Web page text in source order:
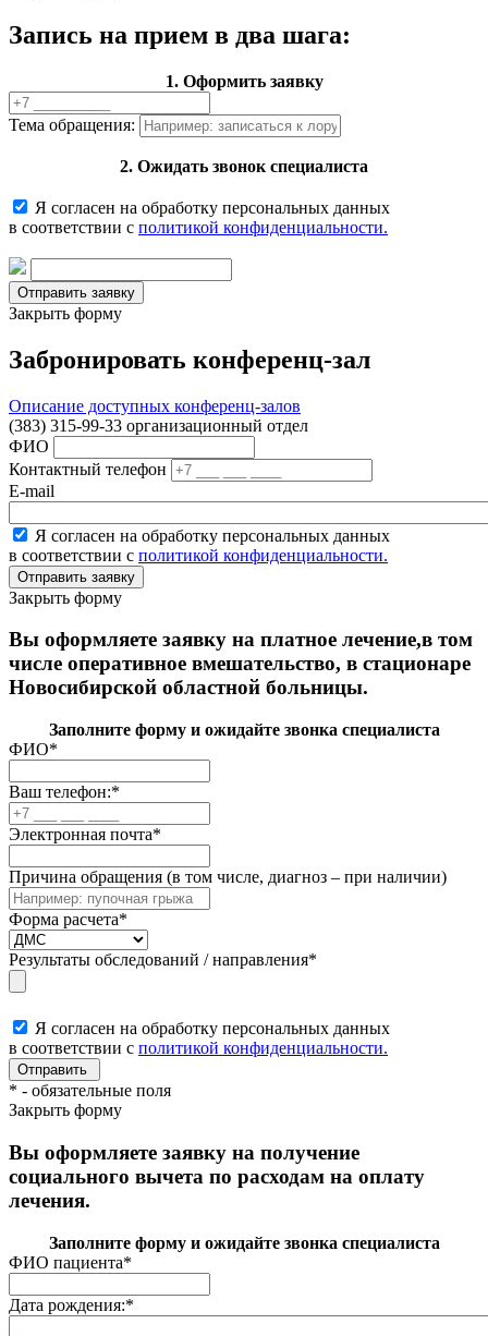
Запись на прием в два шага:
1. Оформить заявку
Тема обращения:
2. Ожидать звонок специалиста
Я согласен на обработку персональных данных
в соответствии с политикой конфиденциальности.
Закрыть форму
Забронировать конференц-зал
Описание доступных конференц-залов
(383) 315-99-33 организационный отдел
ФИО
Контактный телефон
E-mail
Я согласен на обработку персональных данных
в соответствии с политикой конфиденциальности.
Закрыть форму
Вы оформляете заявку на платное лечение,в том
числе оперативное вмешательство, в стационаре
Новосибирской областной больницы.
Заполните форму и ожидайте звонка специалиста
ФИО*
Ваш телефон:*
Электронная почта*
Причина обращения (в том числе, диагноз – при наличии)
Форма расчета*
Результаты обследований / направления*
Я согласен на обработку персональных данных
в соответствии с политикой конфиденциальности.
* - обязательные поля
Закрыть форму
Вы оформляете заявку на получение
социального вычета по расходам на оплату
лечения.
Заполните форму и ожидайте звонка специалиста
ФИО пациента*
Дата рождения:*